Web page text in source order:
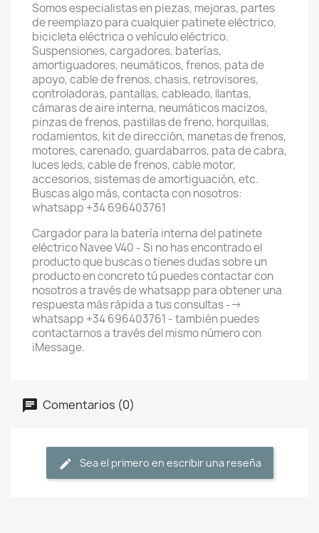
Somos especialistas en piezas, mejoras, partes
de reemplazo para cualquier patinete eléctrico,
bicicleta eléctrica o vehículo eléctrico.
Suspensiones, cargadores, baterías,
amortiguadores, neumáticos, frenos, pata de
apoyo, cable de frenos, chasis, retrovisores,
controladoras, pantallas, cableado, llantas,
cámaras de aire interna, neumáticos macizos,
pinzas de frenos, pastillas de freno, horquillas,
rodamientos, kit de dirección, manetas de frenos,
motores, carenado, guardabarros, pata de cabra,
luces leds, cable de frenos, cable motor,
accesorios, sistemas de amortiguación, etc.
Buscas algo más, contacta con nosotros:
whatsapp +34 696403761
Cargador para la batería interna del patinete
eléctrico Navee V40 - Si no has encontrado el
producto que buscas o tienes dudas sobre un
producto en concreto tú puedes contactar con
nosotros a través de whatsapp para obtener una
respuesta más rápida a tus consultas -->
whatsapp +34 696403761 - también puedes
contactarnos a través del mismo número con
iMessage.
Comentarios (0)
Sea el primero en escribir una reseña